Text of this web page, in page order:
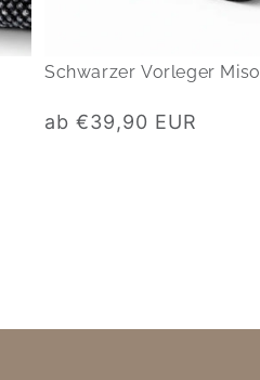
Schwarzer Vorleger Miso
Normaler
ab €39,90 EUR